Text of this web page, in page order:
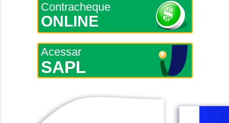
Contracheque
ONLINE
Acessar
SAPL